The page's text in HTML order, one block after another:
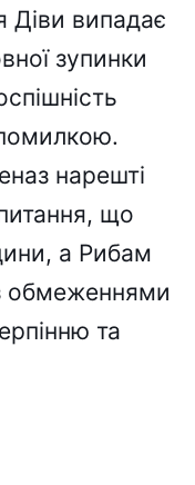
Діви випадає
зупинки
нарешті
що
а Рибам
обмеженнями
та